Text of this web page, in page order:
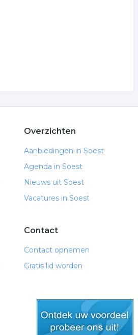
Overzichten
Aanbiedingen in Soest
Agenda in Soest
Nieuws uit Soest
Vacatures in Soest
Contact
Contact opnemen
Gratis lid worden